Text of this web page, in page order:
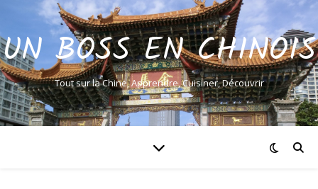
UN BOSS EN CHINOIS
Tout sur la Chine, Apprendre, Cuisiner, Découvrir